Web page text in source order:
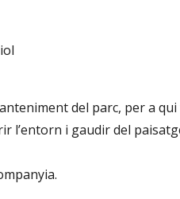
del parc, per a
l’entorn i gaudir del